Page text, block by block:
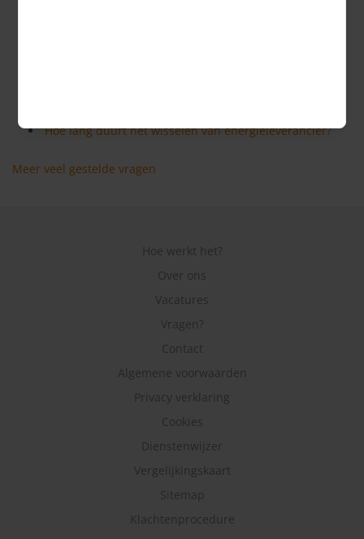
Hoe lang duurt het wisselen van energieleverancier?
Meer veel gestelde vragen
Hoe werkt het?
Over ons
Vacatures
Vragen?
Contact
Algemene voorwaarden
Privacy verklaring
Cookies
Dienstenwijzer
Vergelijkingskaart
Sitemap
Klachtenprocedure